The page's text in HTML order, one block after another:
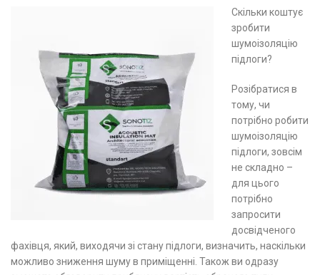
Скільки коштує
зробити
шумоізоляцію
підлоги?
Розібратися в
тому, чи
потрібно робити
шумоізоляцію
підлоги, зовсім
не складно –
для цього
потрібно
запросити
досвідченого
фахівця, який, виходячи зі стану підлоги, визначить, наскільки
можливо зниження шуму в приміщенні. Також ви одразу